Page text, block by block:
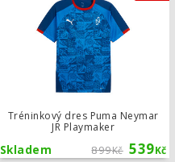
Tréninkový dres Puma Neymar
JR Playmaker
899Kč 539Kč
Skladem